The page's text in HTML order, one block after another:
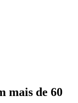
mais de 60